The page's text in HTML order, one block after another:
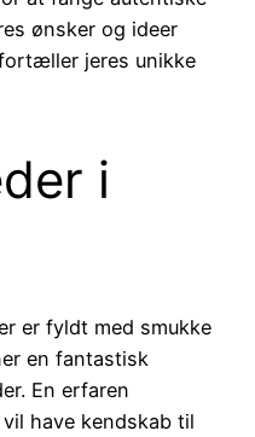
ønsker og ideer
jeres unikke
i
er fyldt med smukke
en fantastisk
En erfaren
have kendskab til